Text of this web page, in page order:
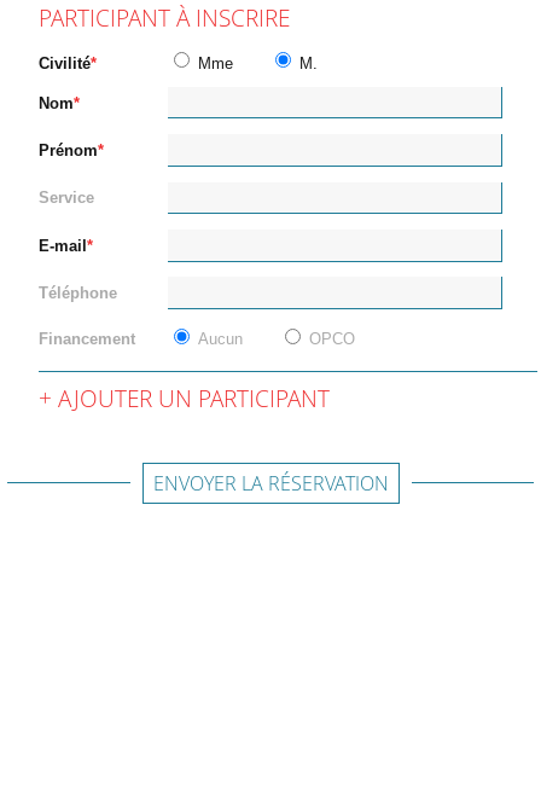
PARTICIPANT À INSCRIRE
Civilité Mme M.
Nom
Prénom
Service
E-mail
Téléphone
Financement Aucun OPCO
AJOUTER UN PARTICIPANT
ENVOYER LA RÉSERVATION